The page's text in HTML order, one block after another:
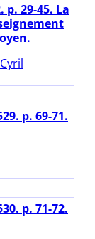
p. 29-45. La
p. 69-71.
p. 71-72.